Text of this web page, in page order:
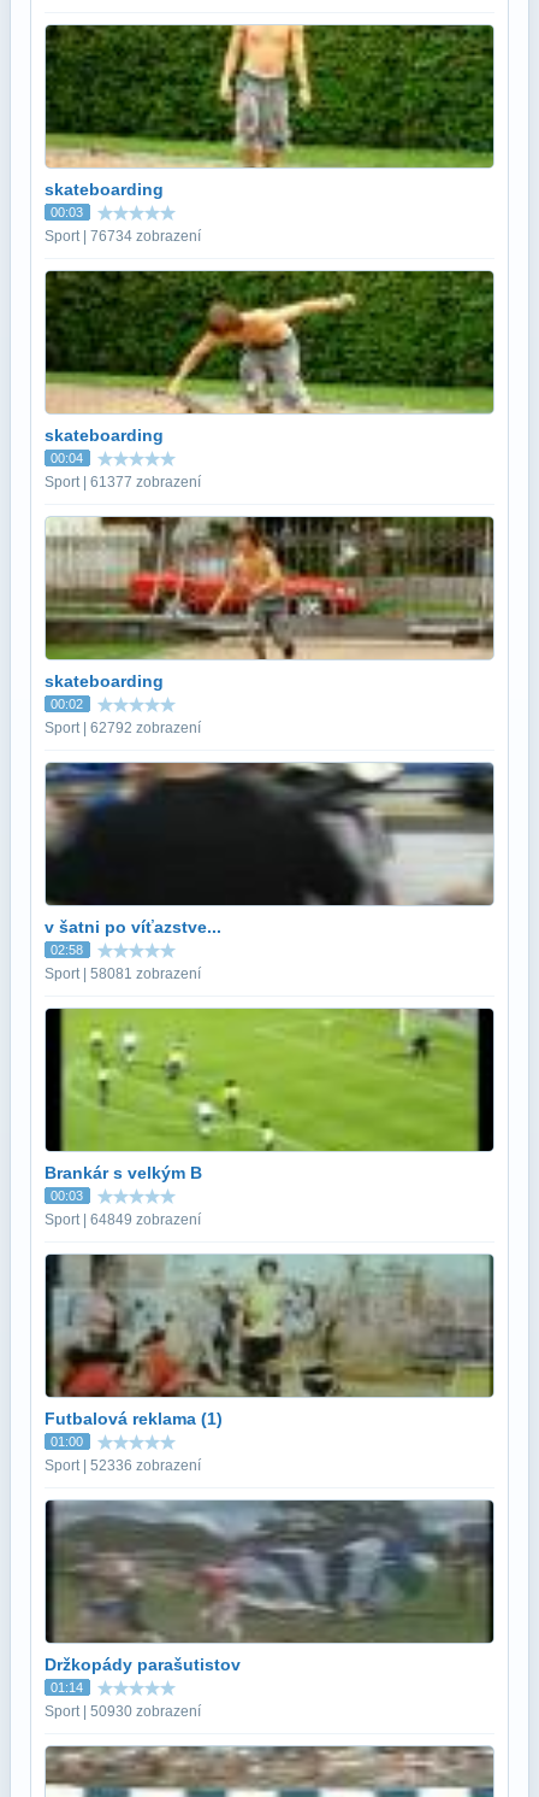
skateboarding
00:03
Sport | 76734 zobrazení
skateboarding
00:04
Sport | 61377 zobrazení
skateboarding
00:02
Sport | 62792 zobrazení
v šatni po víťazstve...
02:58
Sport | 58081 zobrazení
Brankár s velkým B
00:03
Sport | 64849 zobrazení
Futbalová reklama (1)
01:00
Sport | 52336 zobrazení
Držkopády parašutistov
01:14
Sport | 50930 zobrazení